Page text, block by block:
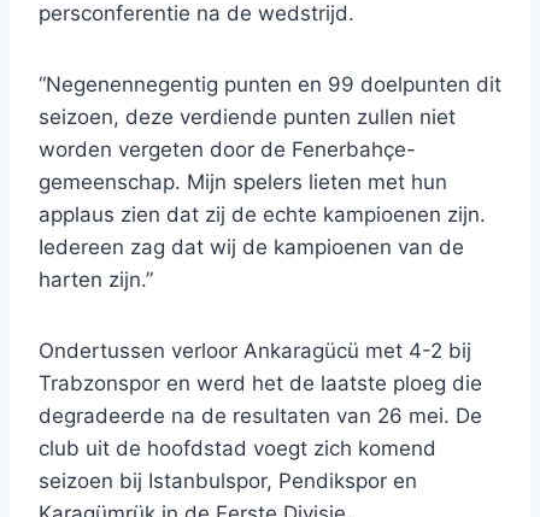
persconferentie na de wedstrijd.
“Negenennegentig punten en 99 doelpunten dit
seizoen, deze verdiende punten zullen niet
worden vergeten door de Fenerbahçe-
gemeenschap. Mijn spelers lieten met hun
applaus zien dat zij de echte kampioenen zijn.
Iedereen zag dat wij de kampioenen van de
harten zijn.”
Ondertussen verloor Ankaragücü met 4-2 bij
Trabzonspor en werd het de laatste ploeg die
degradeerde na de resultaten van 26 mei. De
club uit de hoofdstad voegt zich komend
seizoen bij Istanbulspor, Pendikspor en